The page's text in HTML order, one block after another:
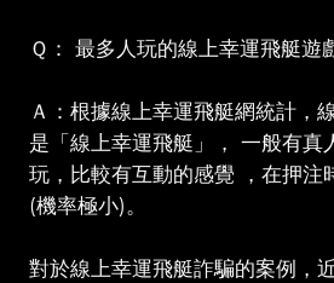
Ｑ： 最多人玩的線上幸運飛艇遊
Ａ：根據線上幸運飛艇網統計，
是「線上幸運飛艇」， 一般有真
玩，比較有互動的感覺 ，在押注
(機率極小)。
對於線上幸運飛艇詐騙的案例，